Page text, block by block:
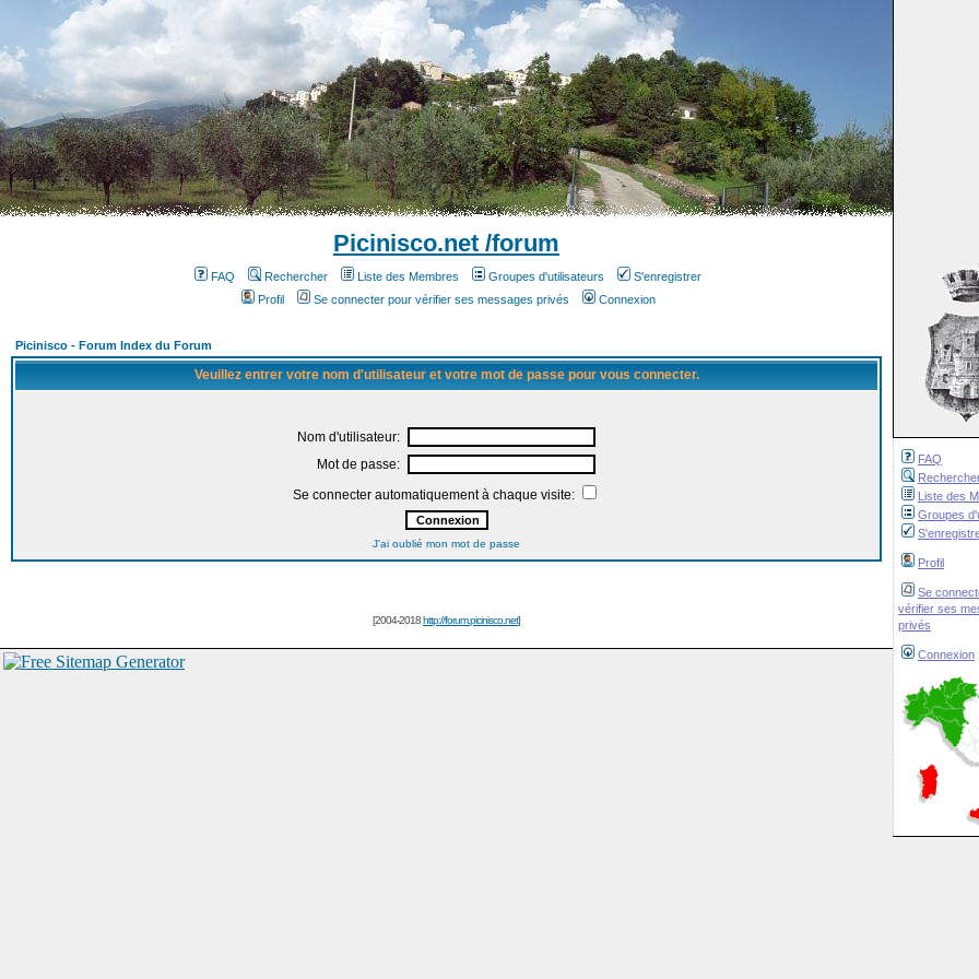
FAQ
Liste des
Groupes
Profil
Se
vérifier ses
privés
Connexion
Picinisco.net /forum
FAQ Rechercher Liste des Membres Groupes d'utilisateurs
S'enregistrer
Profil
Se connecter pour vérifier ses messages privés Connexion
Picinisco - Forum Index du Forum
Veuillez entrer votre nom d'utilisateur et votre mot de passe pour vous connecter.
Nom d'utilisateur:
Mot de passe:
Se connecter automatiquement à chaque visite:
J'ai oublié mon mot de passe
[2004-2018http://forum.picinisco.net]